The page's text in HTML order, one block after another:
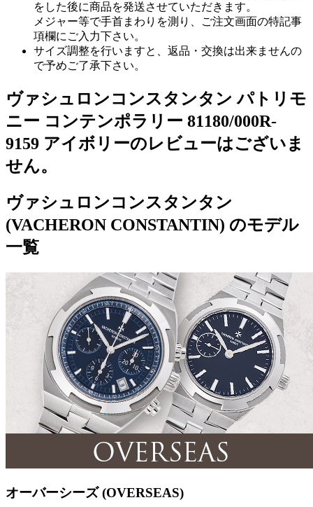
をした後に商品を発送させていただきます。
メジャー等で手首まわりを測り、ご注文画面の特記事
項欄にご入力下さい。
サイズ調整を行いますと、返品・交換は出来ませんの
で予めご了承下さい。
ヴァシュロンコンスタンタン パトリモ
ニー コンテンポラリー 81180/000R-
9159 アイボリーのレビューはございま
せん。
ヴァシュロンコンスタンタン
(VACHERON CONSTANTIN) のモデル
一覧
オーバーシーズ (OVERSEAS)